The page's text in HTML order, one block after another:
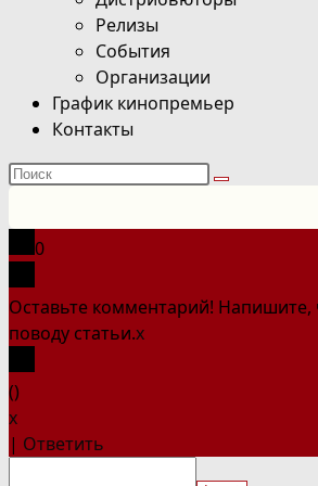
Релизы
События
Организации
График кинопремьер
Контакты
Поиск
сайте
0
Оставьте комментарий! Напишите,
поводу статьи.x
()
x
| Ответить